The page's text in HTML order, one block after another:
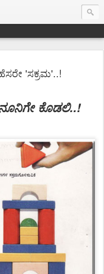
'ಸಕ್ರಮ'..!
ಕೊಡಲಿ..!